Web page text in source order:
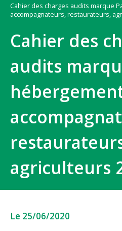
Cahier des charges audits marque
accompagnateurs, restaurateurs,
Cahier des
audits
agriculteurs
Le 25/06/2020